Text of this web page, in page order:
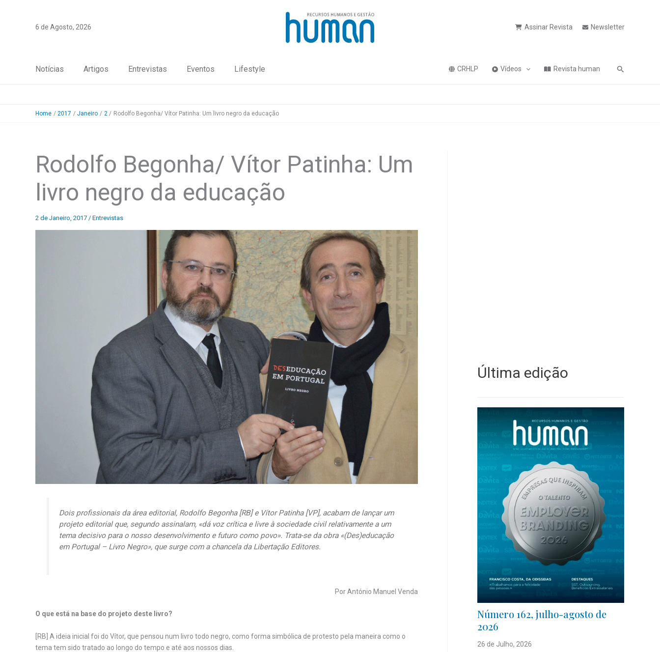
6 de Agosto, 2026 Assinar Revista Newsletter
Notícias Artigos Entrevistas Eventos Lifestyle CRHLP Vídeos Revista human Pesquisa
Home 2017 Janeiro 2 Rodolfo Begonha/ Vítor Patinha: Um livro negro da educação
Rodolfo Begonha/ Vítor Patinha: Um
livro negro da educação
2 de Janeiro, 2017 / Entrevistas
Dois profissionais da área editorial, Rodolfo Begonha [RB] e Vítor Patinha [VP], acabam de lançar um
projeto editorial que, segundo assinalam, «dá voz crítica e livre à sociedade civil relativamente a um
tema decisivo para o nosso desenvolvimento e futuro como povo». Trata-se da obra «(Des)educação
em Portugal – Livro Negro», que surge com a chancela da Libertação Editores.
Por António Manuel Venda
O que está na base do projeto deste livro?
[RB] A ideia inicial foi do Vítor, que pensou num livro todo negro, como forma simbólica de protesto pela maneira como o
tema tem sido tratado ao longo do tempo e até aos nossos dias.
Última edição
Número 162, julho-agosto de
2026
26 de Julho, 2026